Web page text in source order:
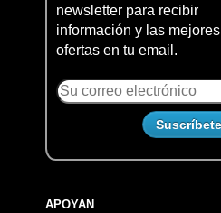
newsletter para recibir
información y las mejores
ofertas en tu email.
APOYAN